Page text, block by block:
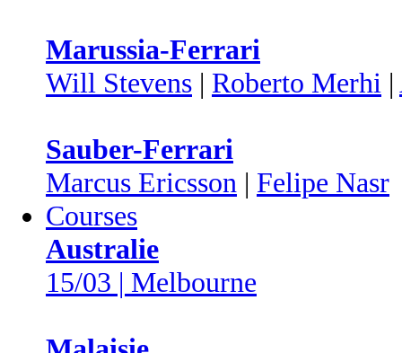
Marussia-Ferrari
Will Stevens | Roberto Merhi |
Sauber-Ferrari
Marcus Ericsson | Felipe Nasr
Courses
Australie
15/03 | Melbourne